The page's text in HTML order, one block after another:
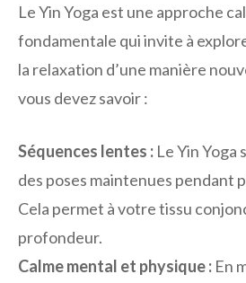
Le Yin Yoga est une approche
fondamentale qui invite à
la relaxation d’une manière
vous devez savoir :
Séquences lentes : Le Yin Yoga
des poses maintenues pendant
Cela permet à votre tissu
profondeur.
Calme mental et physique : En